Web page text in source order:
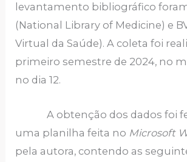
levantamento bibliográfico
(National Library of Medicine) e
Virtual da Saúde). A coleta foi
primeiro semestre de 2024, no
no dia 12.
A obtenção dos dados foi
uma planilha feita no Microsoft
pela autora, contendo as